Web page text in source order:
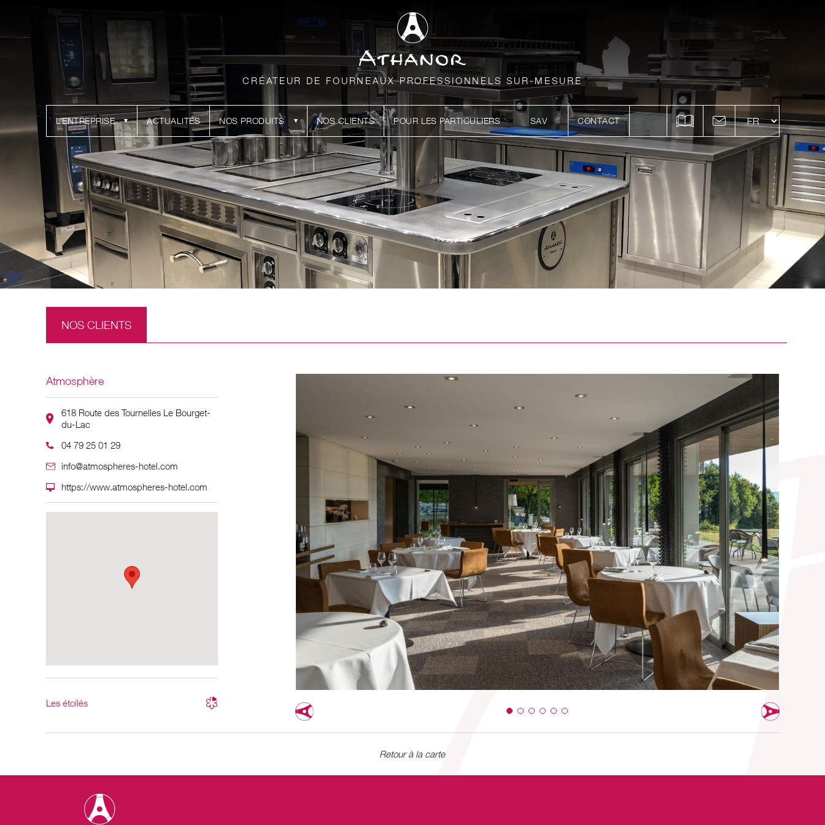
CRÉATEUR DE FOURNEAUX PROFESSIONNELS SUR-MESURE
L’ENTREPRISE ACTUALITÉS NOS PRODUITS NOS CLIENTS POUR LES PARTICULIERS SAV CONTACT
NOS CLIENTS
Atmosphère
618 Route des Tournelles Le Bourget-
du-Lac
04 79 25 01 29
info@atmospheres-hotel.com
https://www.atmospheres-hotel.com
Les étoilés
Retour à la carte